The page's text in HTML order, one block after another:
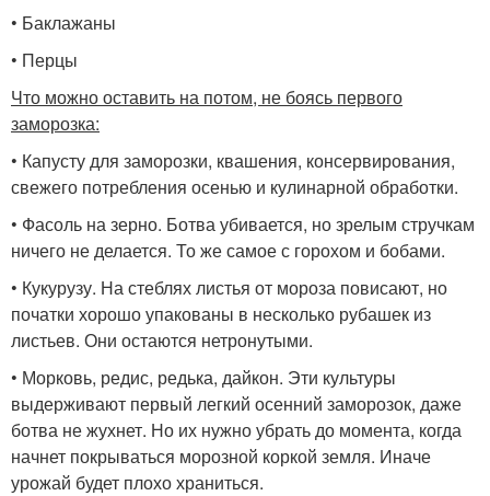
• Баклажаны
• Перцы
Что можно оставить на потом, не боясь первого
заморозка:
• Капусту для заморозки, квашения, консервирования,
свежего потребления осенью и кулинарной обработки.
• Фасоль на зерно. Ботва убивается, но зрелым стручкам
ничего не делается. То же самое с горохом и бобами.
• Кукурузу. На стеблях листья от мороза повисают, но
початки хорошо упакованы в несколько рубашек из
листьев. Они остаются нетронутыми.
• Морковь, редис, редька, дайкон. Эти культуры
выдерживают первый легкий осенний заморозок, даже
ботва не жухнет. Но их нужно убрать до момента, когда
начнет покрываться морозной коркой земля. Иначе
урожай будет плохо храниться.